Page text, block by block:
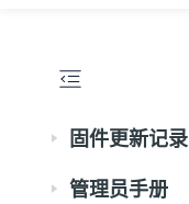
固件更新记录
管理员手册